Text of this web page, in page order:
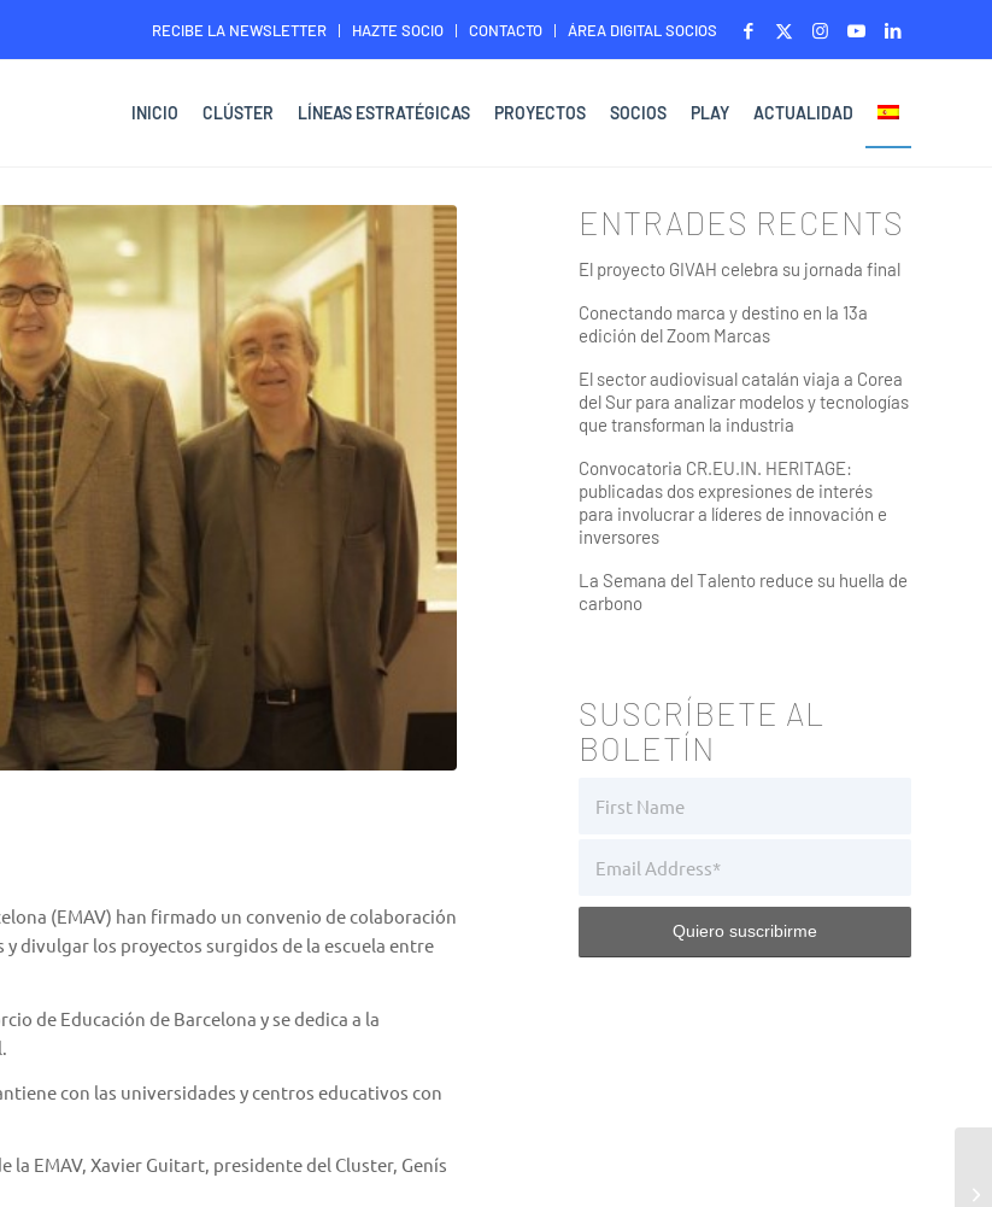
RECIBE LA NEWSLETTER HAZTE SOCIO CONTACTO ÁREA DIGITAL SOCIOS
INICIO CLÚSTER LÍNEAS ESTRATÉGICAS PROYECTOS SOCIOS PLAY ACTUALIDAD
(EMAV) han firmado un convenio de colaboración
divulgar los proyectos surgidos de la escuela entre
de Educación de Barcelona y se dedica a la
con las universidades y centros educativos con
EMAV, Xavier Guitart, presidente del Cluster, Genís
ENTRADES RECENTS
El proyecto GIVAH celebra su jornada final
Conectando marca y destino en la 13a
edición del Zoom Marcas
El sector audiovisual catalán viaja a Corea
del Sur para analizar modelos y tecnologías
que transforman la industria
Convocatoria CR.EU.IN. HERITAGE:
publicadas dos expresiones de interés
para involucrar a líderes de innovación e
inversores
La Semana del Talento reduce su huella de
carbono
SUSCRÍBETE AL
BOLETÍN